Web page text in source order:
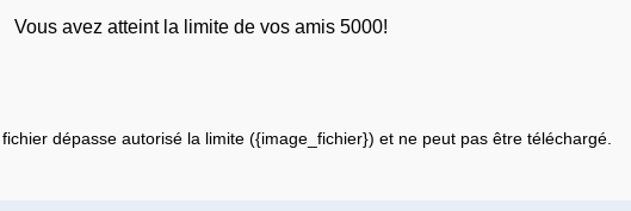
Vous avez atteint la limite de vos amis 5000!
dépasse autorisé la limite ({image_fichier}) et ne peut pas être téléchargé.